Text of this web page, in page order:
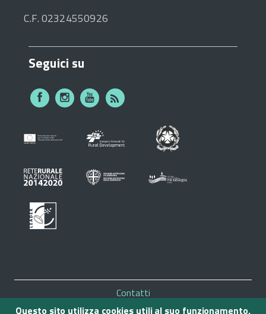
C.F. 02324550926
Seguici su
Piè
Contatti
Mappa del sito
Questo sito utilizza cookies utili al suo funzionamento,